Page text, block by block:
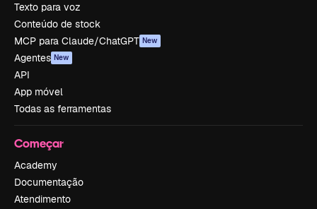
Texto para voz
Conteúdo de stock
MCP para Claude/ChatGPT New
Agentes New
API
App móvel
Todas as ferramentas
Começar
Academy
Documentação
Atendimento